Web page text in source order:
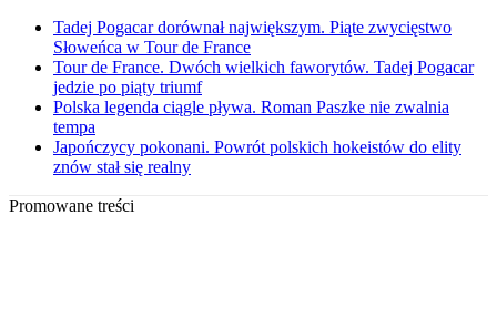
Tadej Pogacar dorównał największym. Piąte zwycięstwo
Słoweńca w Tour de France
Tour de France. Dwóch wielkich faworytów. Tadej Pogacar
jedzie po piąty triumf
Polska legenda ciągle pływa. Roman Paszke nie zwalnia
tempa
Japończycy pokonani. Powrót polskich hokeistów do elity
znów stał się realny
Promowane treści